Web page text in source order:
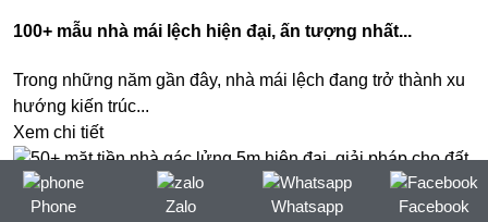
100+ mẫu nhà mái lệch hiện đại, ấn tượng nhất...
Trong những năm gần đây, nhà mái lệch đang trở thành xu
hướng kiến trúc...
Xem chi tiết
Phone Zalo Whatsapp Facebook